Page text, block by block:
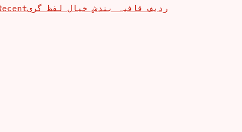
ردیف قافیہ بندش خیال لفظ گری